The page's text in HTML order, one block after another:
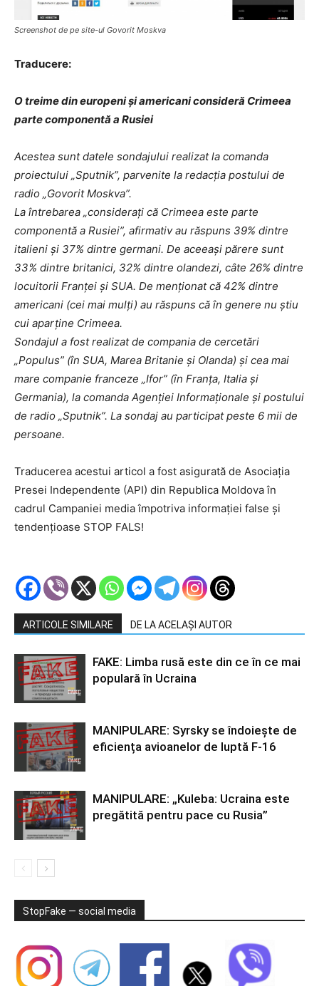
Screenshot de pe site-ul Govorit Moskva
Traducere:
O treime din europeni și americani consideră Crimeea
parte componentă a Rusiei
Acestea sunt datele sondajului realizat la comanda
proiectului „Sputnik”, parvenite la redacția postului de
radio „Govorit Moskva”.
La întrebarea „considerați că Crimeea este parte
componentă a Rusiei”, afirmativ au răspuns 39% dintre
italieni și 37% dintre germani. De aceeași părere sunt
33% dintre britanici, 32% dintre olandezi, câte 26% dintre
locuitorii Franței și SUA. De menționat că 42% dintre
americani (cei mai mulți) au răspuns că în genere nu știu
cui aparține Crimeea.
Sondajul a fost realizat de compania de cercetări
„Populus” (în SUA, Marea Britanie și Olanda) și cea mai
mare companie franceze „Ifor” (în Franța, Italia și
Germania), la comanda Agenției Informaționale și postului
de radio „Sputnik”. La sondaj au participat peste 6 mii de
persoane.
Traducerea acestui articol a fost asigurată de Asociaţia
Presei Independente (API) din Republica Moldova în
cadrul Campaniei media împotriva informaţiei false şi
tendenţioase STOP FALS!
ARTICOLE SIMILARE DE LA ACELAȘI AUTOR
FAKE: Limba rusă este din ce în ce mai
populară în Ucraina
MANIPULARE: Syrsky se îndoiește de
eficiența avioanelor de luptă F-16
MANIPULARE: „Kuleba: Ucraina este
pregătită pentru pace cu Rusia”
StopFake — social media